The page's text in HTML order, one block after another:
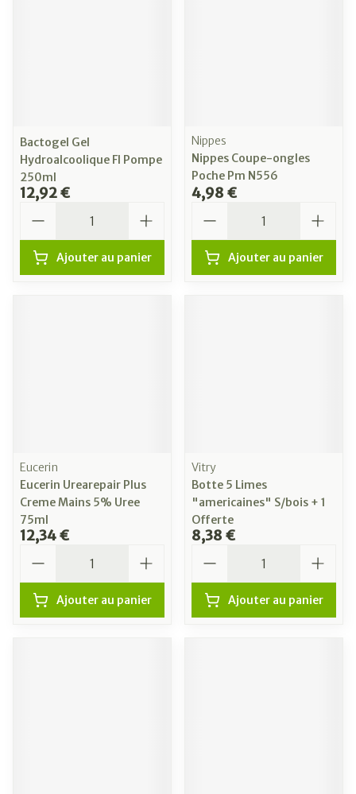
Bactogel Gel
Hydroalcoolique Fl Pompe
250ml
12,92 €
Ajouter au panier
Nippes
Nippes Coupe-ongles
Poche Pm N556
4,98 €
Ajouter au panier
Eucerin
Eucerin Urearepair Plus
Creme Mains 5% Uree
75ml
12,34 €
Ajouter au panier
Vitry
Botte 5 Limes
"americaines" S/bois + 1
Offerte
8,38 €
Ajouter au panier